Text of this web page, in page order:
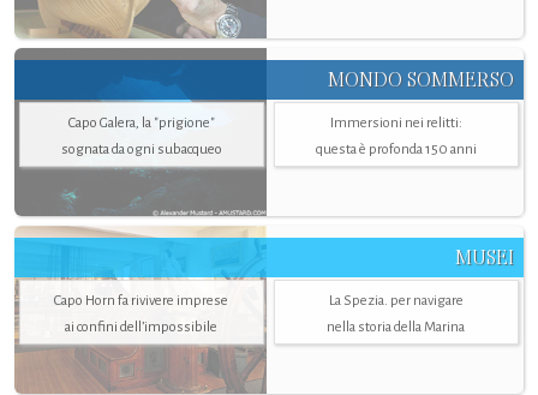
MONDO SOMMERSO
Capo Galera, la "prigione"
sognata da ogni subacqueo
Immersioni nei relitti:
questa è profonda 150 anni
MUSEI
Capo Horn fa rivivere imprese
ai confini dell’impossibile
La Spezia. per navigare
nella storia della Marina